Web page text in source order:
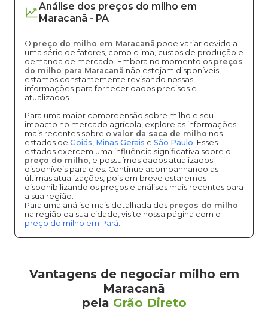
Análise dos preços do milho em
Maracanã - PA
O preço do milho em Maracanã pode variar devido a
uma série de fatores, como clima, custos de produção e
demanda de mercado. Embora no momento os preços
do milho para Maracanã não estejam disponíveis,
estamos constantemente revisando nossas
informações para fornecer dados precisos e
atualizados.
Para uma maior compreensão sobre milho e seu
impacto no mercado agrícola, explore as informações
mais recentes sobre o valor da saca de milho nos
estados de Goiás, Minas Gerais e São Paulo. Esses
estados exercem uma influência significativa sobre o
preço do milho, e possuímos dados atualizados
disponíveis para eles. Continue acompanhando as
últimas atualizações, pois em breve estaremos
disponibilizando os preços e análises mais recentes para
a sua região.
Para uma análise mais detalhada dos preços do milho
na região da sua cidade, visite nossa página com o
preço do milho em Pará.
Vantagens de negociar milho em
Maracanã
pela Grão Direto